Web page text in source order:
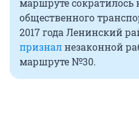
маршруте сократилось
общественного
2017 года Ленинский
призналнезаконной
маршруте №30.